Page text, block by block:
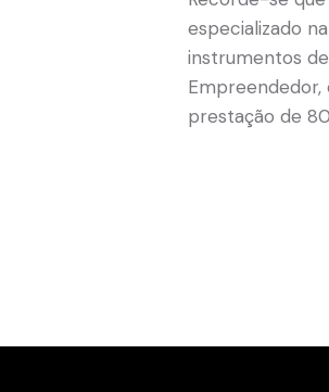
especializado
instrumentos
prestação de